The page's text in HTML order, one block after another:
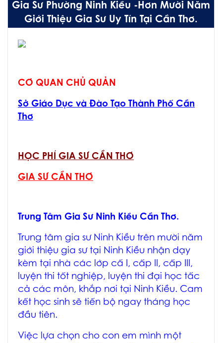
Gia Sư Phường Ninh Kiều -Hơn Mười Năm
Giới Thiệu Gia Sư Uy Tín Tại Cần Thơ.
CƠ QUAN CHỦ QUẢN
Sở Giáo Dục và Đào Tạo Thành Phố Cần
Thơ
HỌC PHÍ GIA SƯ CẦN THƠ
GIA SƯ CẦN THƠ
Trung Tâm Gia Sư Ninh Kiều Cần Thơ.
Trung tâm gia sư Ninh Kiều trên mười năm
giới thiệu gia sư tại Ninh Kiều nhận dạy
kèm tại nhà các lớp cấ I, cấp II, cấp III,
luyện thi tốt nghiệp, luyện thi đại học tấc
cả các môn, khắp nơi tại Ninh Kiều. Cam
kết học sinh sẽ tiến bộ ngay tháng học
đầu tiên.
Việc lựa chọn cho con em mình một